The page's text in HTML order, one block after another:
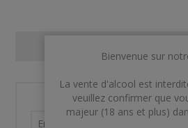
Nom et
Bienvenue sur
La vente d'alcool est
veuillez confirmer que
majeur (18 ans et plus)